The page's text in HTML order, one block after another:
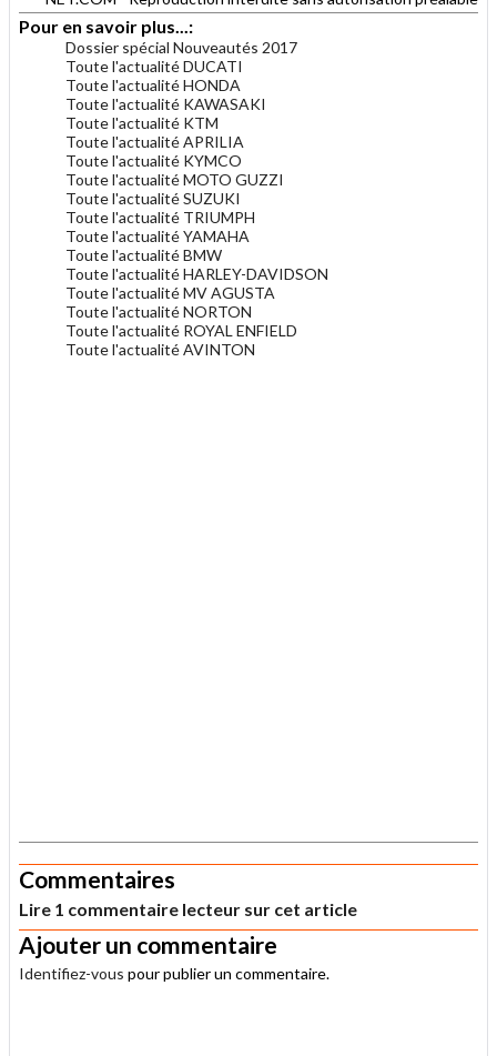
Pour en savoir plus...:
Dossier spécial Nouveautés 2017
Toute l'actualité DUCATI
Toute l'actualité HONDA
Toute l'actualité KAWASAKI
Toute l'actualité KTM
Toute l'actualité APRILIA
Toute l'actualité KYMCO
Toute l'actualité MOTO GUZZI
Toute l'actualité SUZUKI
Toute l'actualité TRIUMPH
Toute l'actualité YAMAHA
Toute l'actualité BMW
Toute l'actualité HARLEY-DAVIDSON
Toute l'actualité MV AGUSTA
Toute l'actualité NORTON
Toute l'actualité ROYAL ENFIELD
Toute l'actualité AVINTON
Commentaires
Lire 1 commentaire lecteur sur cet article
Ajouter un commentaire
Identifiez-vous pour publier un commentaire.